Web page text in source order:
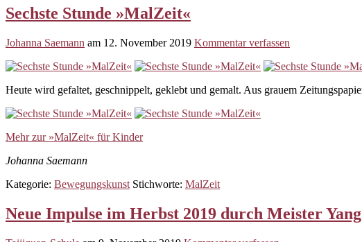
Sechste Stunde »MalZeit«
Johanna Saemann am 12. November 2019 Kommentar verfassen
Heute wird gefaltet, geschnippelt, geklebt und gemalt. Aus grauem
Mehr zur »MalZeit« für Kinder
Johanna Saemann
Kategorie: Bewegungskunst Stichworte: MalZeit
Neue Impulse im Herbst 2019 durch Meister